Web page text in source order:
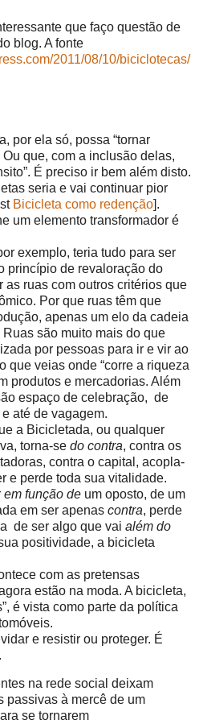
que faço questão de
blog. A fonte
2011/08/10/biciclotecas/
por ela só, possa “tornar
que, com a inclusão delas,
É preciso ir bem além disto.
seria e vai continuar pior
Bicicleta como redenção].
um elemento transformador é
exemplo, teria tudo para ser
princípio de revaloração do
as ruas com outros critérios que
Por que ruas têm que
apenas um elo da cadeia
são muito mais do que
por pessoas para ir e vir ao
que veias onde “corre a riqueza
produtos e mercadorias. Além
espaço de celebração, de
até de vagagem.
a Bicicletada, ou qualquer
torna-se do contra, contra os
contra o capital, acopla-
e perde toda sua vitalidade.
em função de um oposto, de um
em ser apenas contra, perde
de ser algo que vai além do
positividade, a bicicleta
com as pretensas
estão na moda. A bicicleta,
é vista como parte da política
e resistir ou proteger. É
na rede social deixam
passivas à mercê de um
se tornarem